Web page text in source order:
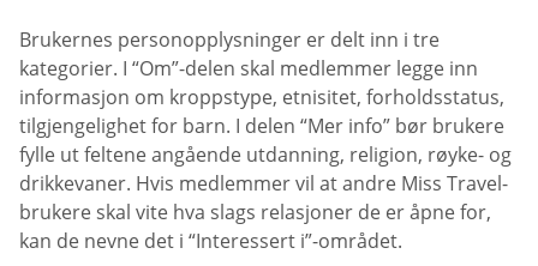
Brukernes personopplysninger er delt inn i tre
kategorier. I “Om”-delen skal medlemmer legge inn
informasjon om kroppstype, etnisitet, forholdsstatus,
tilgjengelighet for barn. I delen “Mer info” bør brukere
fylle ut feltene angående utdanning, religion, røyke- og
drikkevaner. Hvis medlemmer vil at andre Miss Travel-
brukere skal vite hva slags relasjoner de er åpne for,
kan de nevne det i “Interessert i”-området.